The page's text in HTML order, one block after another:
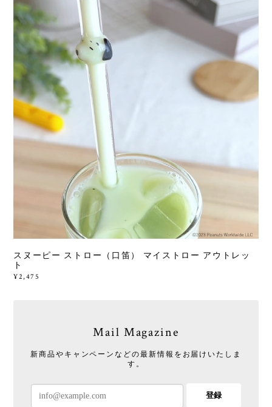
スヌーピー ストロー（口笛） マイストロー アウトレッ
ト
¥2,475
Mail Magazine
新商品やキャンペーンなどの最新情報をお届けいたしま
す。
登録